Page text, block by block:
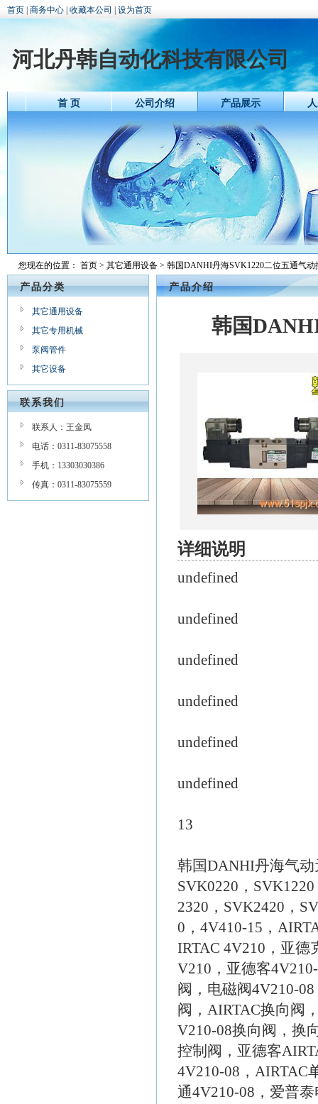
首页 商务中心 收藏本公司 设为首页
河北丹韩自动化科技有限公司
首 页 公司介绍 产品展示
您现在的位置： 首页 > 其它通用设备 > 韩国DANHI丹海SVK1220二位五通气动
产品分类
其它通用设备
其它专用机械
泵阀管件
其它设备
联系我们
联系人：王金凤
电话：0311-83075558
手机：13303030386
传真：0311-83075559
产品介绍
韩国
详细说明
undefined
undefined
undefined
undefined
undefined
undefined
13
韩国DANHI丹海气动
SVK0220，
2320，SVK2420，
0，4V410-15，
IRTAC 4V210，亚德
V210，亚德客
阀，电磁阀4V210-
阀，AIRTAC换向阀
V210-08换向阀，换
控制阀，亚德客
4V210-08，AIRTAC
通4V210-08，爱普